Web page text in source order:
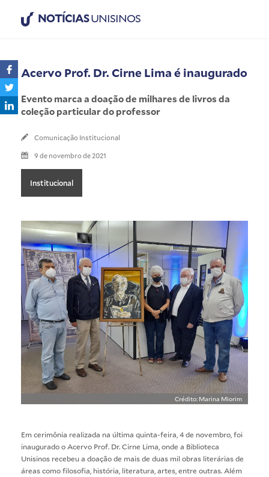
NOTÍCIASUNISINOS
Acervo Prof. Dr. Cirne Lima é inaugurado
Evento marca a doação de milhares de livros da
coleção particular do professor
Comunicação Institucional
9 de novembro de 2021
Institucional
Crédito: Marina Miorim
Em cerimônia realizada na última quinta-feira, 4 de novembro, foi
inaugurado o Acervo Prof. Dr. Cirne Lima, onde a Biblioteca
Unisinos recebeu a doação de mais de duas mil obras literárias de
áreas como filosofia, história, literatura, artes, entre outras. Além